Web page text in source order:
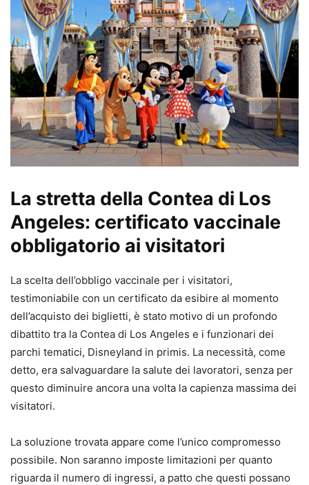
La stretta della Contea di Los
Angeles: certificato vaccinale
obbligatorio ai visitatori
La scelta dell’obbligo vaccinale per i visitatori,
testimoniabile con un certificato da esibire al momento
dell’acquisto dei biglietti, è stato motivo di un profondo
dibattito tra la Contea di Los Angeles e i funzionari dei
parchi tematici, Disneyland in primis. La necessità, come
detto, era salvaguardare la salute dei lavoratori, senza per
questo diminuire ancora una volta la capienza massima dei
visitatori.
La soluzione trovata appare come l’unico compromesso
possibile. Non saranno imposte limitazioni per quanto
riguarda il numero di ingressi, a patto che questi possano